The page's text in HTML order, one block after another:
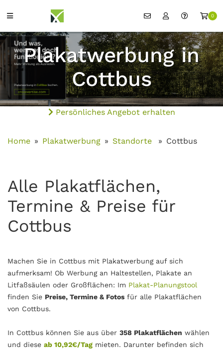
0
Plakatwerbung in
Cottbus
Persönliches Angebot erhalten
Home Plakatwerbung Standorte Cottbus
Alle Plakatflächen,
Termine & Preise für
Cottbus
Machen Sie in Cottbus mit Plakatwerbung auf sich
aufmerksam! Ob Werbung an Haltestellen, Plakate an
Litfaßsäulen oder Großflächen: Im Plakat-Planungstool
finden Sie Preise, Termine & Fotos für alle Plakatflächen
von Cottbus.
In Cottbus können Sie aus über 358 Plakatflächen wählen
und diese ab 10,92€/Tag mieten. Darunter befinden sich